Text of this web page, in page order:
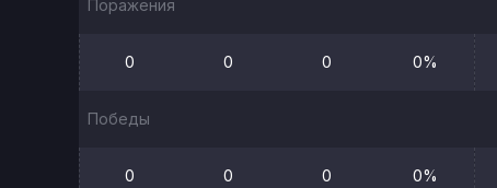
Поражения
0 0 0 0%
Победы
0 0 0 0%